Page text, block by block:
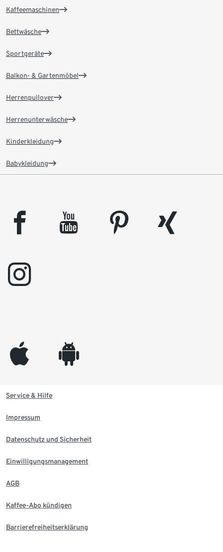
Kaffeemaschinen
Bettwäsche
Sportgeräte
Balkon- & Gartenmöbel
Herrenpullover
Herrenunterwäsche
Kinderkleidung
Babykleidung
facebook youtube pinterest
xing
instagram
appleinc android
Service & Hilfe
Impressum
Datenschutz und Sicherheit
Einwilligungsmanagement
AGB
Kaffee-Abo kündigen
Barrierefreiheitserklärung